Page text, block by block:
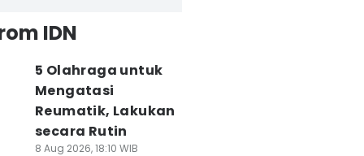
IDN
5 Olahraga untuk
Mengatasi
Reumatik, Lakukan
secara Rutin
8 Aug 2026, 18:10 WIB